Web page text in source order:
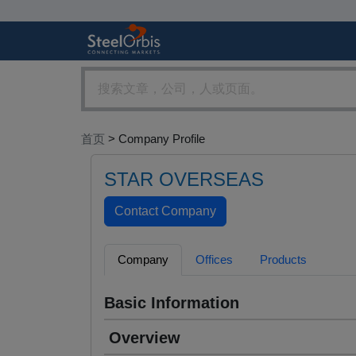
首页 > Company Profile
STAR OVERSEAS
Company Offices Products
Basic Information
Overview